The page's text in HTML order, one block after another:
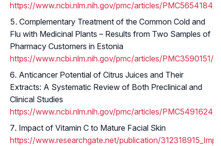
https://www.ncbi.nlm.nih.gov/pmc/articles/PMC5654184/
Complementary Treatment of the Common Cold and
Flu with Medicinal Plants – Results from Two Samples of
Pharmacy Customers in Estonia
https://www.ncbi.nlm.nih.gov/pmc/articles/PMC3590151/
Anticancer Potential of Citrus Juices and Their
Extracts: A Systematic Review of Both Preclinical and
Clinical Studies
https://www.ncbi.nlm.nih.gov/pmc/articles/PMC5491624/
Impact of Vitamin C to Mature Facial Skin
https://www.researchgate.net/publication/